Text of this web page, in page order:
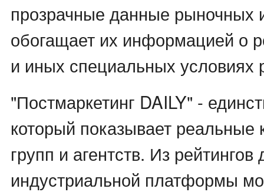
прозрачные данные рыночных
обогащает их информацией о
и иных специальных
"Постмаркетинг DAILY" -
который показывает реальные
групп и агентств. Из рейтингов
индустриальной платформы